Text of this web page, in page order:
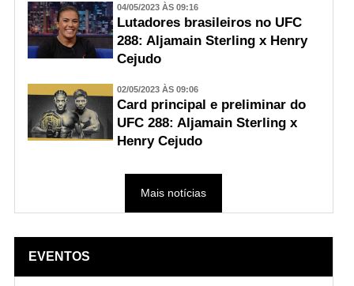
04/05/2023 ÀS 09:16
Lutadores brasileiros no UFC
288: Aljamain Sterling x Henry
Cejudo
02/05/2023 ÀS 09:06
Card principal e preliminar do
UFC 288: Aljamain Sterling x
Henry Cejudo
Mais notícias
EVENTOS